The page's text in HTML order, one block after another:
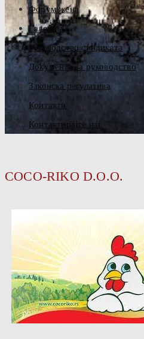
Форум жена
Галерија
Руководство синдиката
Документа за руководство
Законска регулатива
Контакти
Контактирајте нас
COCO-RIKO D.O.O.